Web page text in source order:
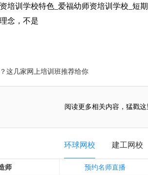
念，不是
这几家网上培训班推荐给你
阅读更多相关内容，猛戳这
环球网校 建工网校
师 预约名师直播